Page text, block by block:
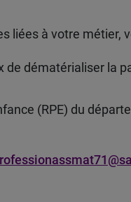
à votre métier,
de dématérialiser la
(RPE) du